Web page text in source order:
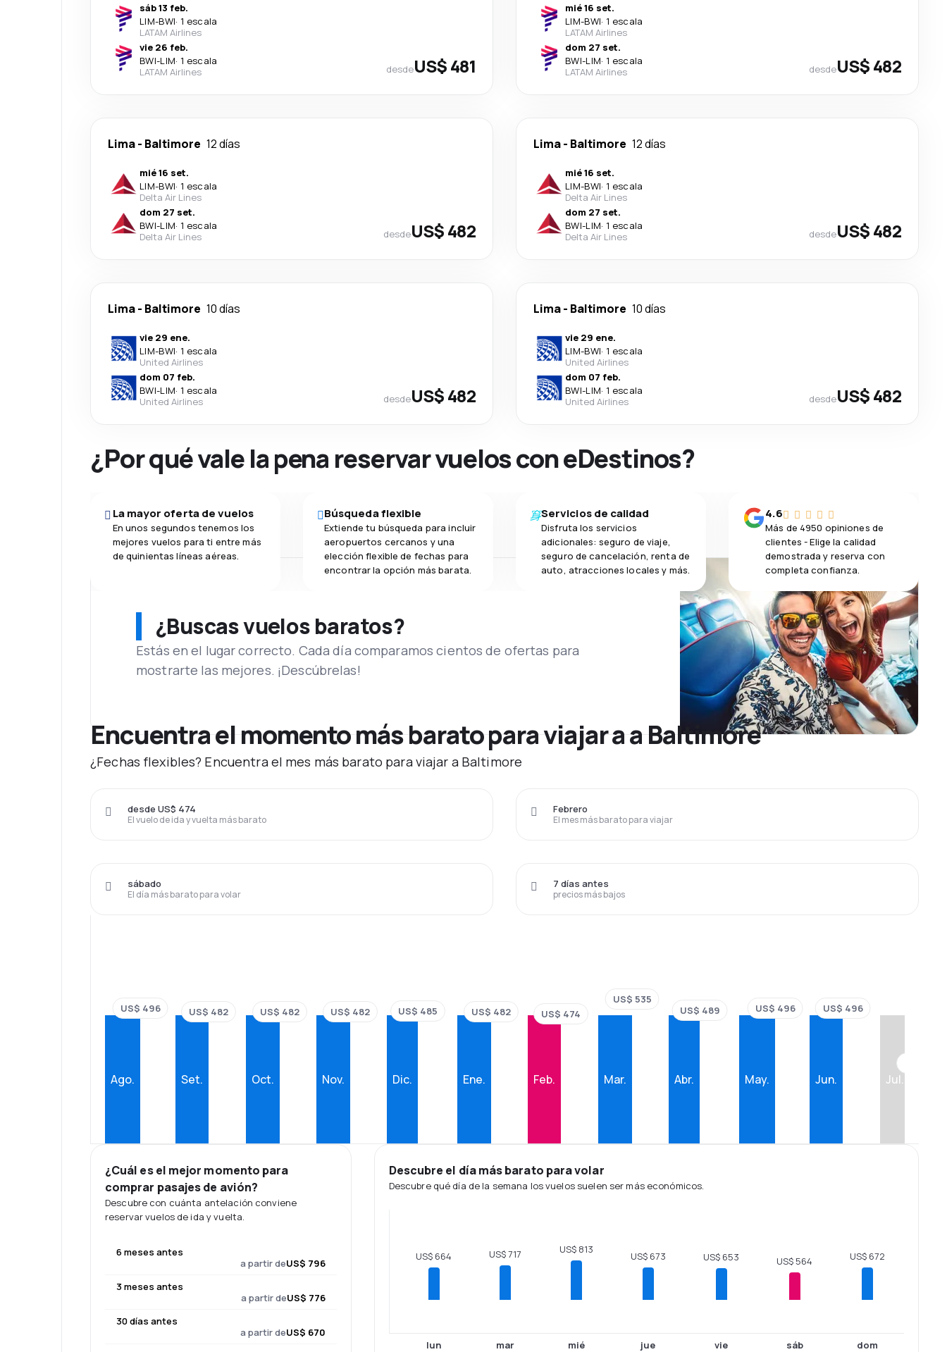
sáb 13 feb.
LIM-BWI· 1 escala
LATAM Airlines
vie 26 feb.
BWI-LIM· 1 escala
LATAM Airlines
desdeUS$ 481
mié 16 set.
LIM-BWI· 1 escala
LATAM Airlines
dom 27 set.
BWI-LIM· 1 escala
LATAM Airlines
desdeUS$ 482
Lima- Baltimore 12 días
mié 16 set.
LIM-BWI· 1 escala
Delta Air Lines
dom 27 set.
BWI-LIM· 1 escala
Delta Air Lines
desdeUS$ 482
Lima- Baltimore 12 días
mié 16 set.
LIM-BWI· 1 escala
Delta Air Lines
dom 27 set.
BWI-LIM· 1 escala
Delta Air Lines
desdeUS$ 482
Lima- Baltimore 10 días
vie 29 ene.
LIM-BWI· 1 escala
United Airlines
dom 07 feb.
BWI-LIM· 1 escala
United Airlines
desdeUS$ 482
Lima- Baltimore 10 días
vie 29 ene.
LIM-BWI· 1 escala
United Airlines
dom 07 feb.
BWI-LIM· 1 escala
United Airlines
desdeUS$ 482
¿Por qué vale la pena reservar vuelos con eDestinos?
La mayor oferta de vuelos
En unos segundos tenemos los
mejores vuelos para ti entre más
de quinientas líneas aéreas.
Búsqueda flexible
Extiende tu búsqueda para incluir
aeropuertos cercanos y una
elección flexible de fechas para
encontrar la opción más barata.
Servicios de calidad
Disfruta los servicios
adicionales: seguro de viaje,
seguro de cancelación, renta de
auto, atracciones locales y más.
4.6
Más de 4950 opiniones de
clientes - Elige la calidad
demostrada y reserva con
completa confianza.
¿Buscas vuelos baratos?
Estás en el lugar correcto. Cada día comparamos cientos de ofertas para
mostrarte las mejores. ¡Descúbrelas!
Encuentra el momento más barato para viajar a a Baltimore
¿Fechas flexibles? Encuentra el mes más barato para viajar a Baltimore
El vuelo de ida y vuelta más barato
desde US$ 474
El mes más barato para viajar
Febrero
El día más barato para volar
sábado
precios más bajos
7 días antes
Ago.
US$ 496
Set.
US$ 482
Oct.
US$ 482
Nov.
US$ 482
Dic.
US$ 485
Ene.
US$ 482
Feb.
US$ 474
Mar.
US$ 535
Abr.
US$ 489
May.
US$ 496
Jun.
US$ 496
Jul.
¿Cuál es el mejor momento para
comprar pasajes de avión?
Descubre con cuánta antelación conviene
reservar vuelos de ida y vuelta.
6 meses antes
a partir deUS$ 796
3 meses antes
a partir deUS$ 776
30 días antes
a partir deUS$ 670
Descubre el día más barato para volar
Descubre qué día de la semana los vuelos suelen ser más económicos.
US$ 664
lun
US$ 717
mar
US$ 813
mié
US$ 673
jue
US$ 653
vie
US$ 564
sáb
US$ 672
dom